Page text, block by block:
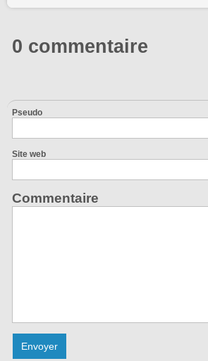
0 commentaire
Pseudo
Site web
Commentaire